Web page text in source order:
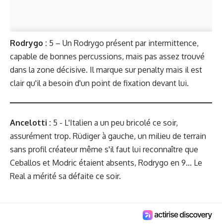
Rodrygo : 5 – Un Rodrygo présent par intermittence,
capable de bonnes percussions, mais pas assez trouvé
dans la zone décisive. Il marque sur penalty mais il est
clair qu'il a besoin d'un point de fixation devant lui.
Ancelotti : 5 - L'Italien a un peu bricolé ce soir,
assurément trop. Rüdiger à gauche, un milieu de terrain
sans profil créateur même s'il faut lui reconnaître que
Ceballos et Modric étaient absents, Rodrygo en 9... Le
Real a mérité sa défaite ce soir.